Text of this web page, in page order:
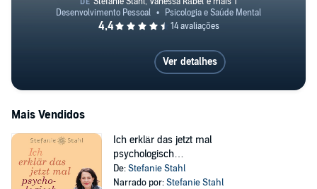
Acolhendo sua criança interior
Ver detalhes
Mais Vendidos
Ich erklär das jetzt mal
psychologisch…
De:Stefanie Stahl
Narrado por:Stefanie Stahl